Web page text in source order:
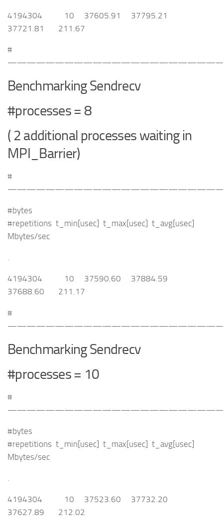
4194304 10 37605.91 37795.21
37721.81 211.67
#
Benchmarking Sendrecv
#processes = 8
( 2 additional processes waiting in
MPI_Barrier)
#
#bytes
#repetitions t_min[usec] t_max[usec] t_avg[usec]
Mbytes/sec
4194304 10 37590.60 37884.59
37688.60 211.17
#
Benchmarking Sendrecv
#processes = 10
#
#bytes
#repetitions t_min[usec] t_max[usec] t_avg[usec]
Mbytes/sec
.
4194304 10 37523.60 37732.20
37627.89 212.02